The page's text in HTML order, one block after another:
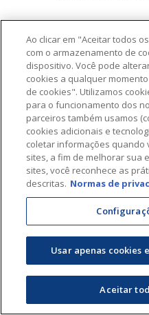
Ao clicar em "Aceitar todos
com o armazenamento de
dispositivo. Você pode
cookies a qualquer
de cookies". Utilizamos
para o funcionamento dos
parceiros também usamos
cookies adicionais e
coletar informações quando
sites, a fim de melhorar sua
sites, você reconhece as
descritas. Normas de
Usar apenas cookies
Aceitar